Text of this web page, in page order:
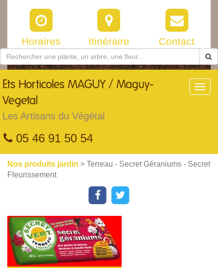
Horaires Itinéraire Contact
Ets Horticoles MAGUY / Maguy-
Vegetal
Les Artisans du Végétal
05 46 91 50 54
Nos produits jardin > Terreau - Secret Géraniums - Secret
Fleurissement